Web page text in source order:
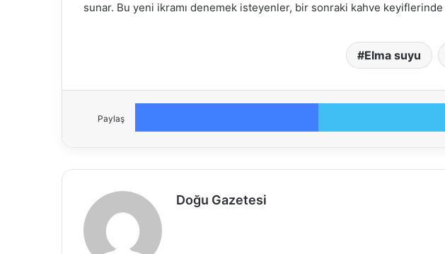
sunar. Bu yeni ikramı denemek isteyenler, bir sonraki kahve keyiflerinde
Elma suyu
Paylaş
Facebook
Doğu Gazetesi